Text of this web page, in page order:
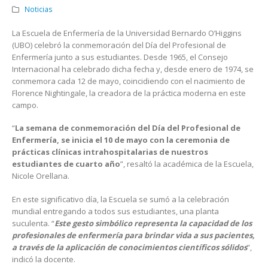
Noticias
La Escuela de Enfermería de la Universidad Bernardo O’Higgins
(UBO) celebró la conmemoración del Día del Profesional de
Enfermería junto a sus estudiantes. Desde 1965, el Consejo
Internacional ha celebrado dicha fecha y, desde enero de 1974, se
conmemora cada 12 de mayo, coincidiendo con el nacimiento de
Florence Nightingale, la creadora de la práctica moderna en este
campo.
“La semana de conmemoración del Día del Profesional de
Enfermería, se inicia el 10 de mayo con la ceremonia de
prácticas clínicas intrahospitalarias de nuestros
estudiantes de cuarto año”, resaltó la académica de la Escuela,
Nicole Orellana.
En este significativo día, la Escuela se sumó a la celebración
mundial entregando a todos sus estudiantes, una planta
suculenta. “Este gesto simbólico representa la capacidad de los
profesionales de enfermería para brindar vida a sus pacientes,
a través de la aplicación de conocimientos científicos sólidos”,
indicó la docente.